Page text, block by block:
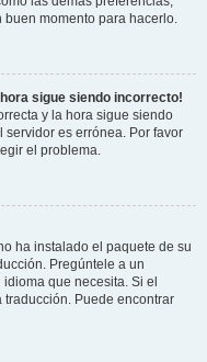
buen momento para hacerlo.
sigue siendo incorrecto!
y la hora sigue siendo
es errónea. Por favor
el problema.
ha instalado el paquete de su
Pregúntele a un
que necesita. Si el
Puede encontrar